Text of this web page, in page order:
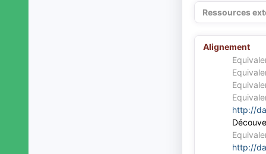
Ressources
Alignement
http://
http://